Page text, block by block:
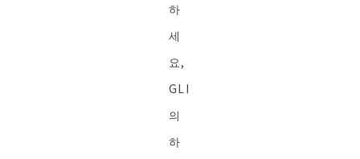
하
세
요,
GLI
의
하